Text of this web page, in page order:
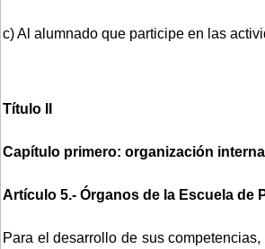
c) Al alumnado que participe en las
Título II
Capítulo primero: organización interna
Artículo 5.- Órganos de la Escuela de
Para el desarrollo de sus